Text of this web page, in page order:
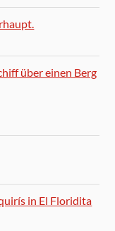
über einen Berg
in El Floridita